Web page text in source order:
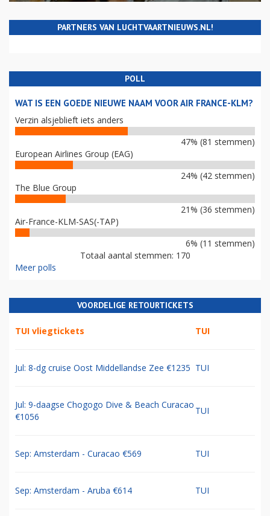
PARTNERS VAN LUCHTVAARTNIEUWS.NL!
POLL
WAT IS EEN GOEDE NIEUWE NAAM VOOR AIR FRANCE-KLM?
Verzin alsjeblieft iets anders
47% (81 stemmen)
European Airlines Group (EAG)
24% (42 stemmen)
The Blue Group
21% (36 stemmen)
Air-France-KLM-SAS(-TAP)
6% (11 stemmen)
Totaal aantal stemmen: 170
Meer polls
VOORDELIGE RETOURTICKETS
TUI vliegtickets TUI
Jul: 8-dg cruise Oost Middellandse Zee €1235 TUI
Jul: 9-daagse Chogogo Dive & Beach Curacao
€1056
TUI
Sep: Amsterdam - Curacao €569 TUI
Sep: Amsterdam - Aruba €614 TUI